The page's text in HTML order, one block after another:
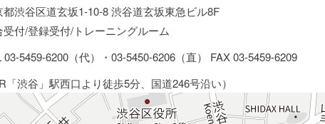
都渋谷区道玄坂1-10-8 渋谷道玄坂東急ビル8F
受付/登録受付/トレーニングルーム
03-5459-6200（代）・03-5450-6206（直） FAX 03-5459-6209
「渋谷」駅西口より徒歩5分、国道246号沿い）